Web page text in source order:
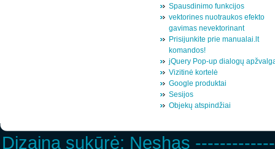
Spausdinimo funkcijos
vektorines nuotraukos efekto
gavimas nevektorinant
Prisijunkite prie manualai.lt
komandos!
jQuery Pop-up dialogų
Vizitinė kortelė
Google produktai
Sesijos
Objekų atspindžiai
Dizainą sukūrė: Neshas